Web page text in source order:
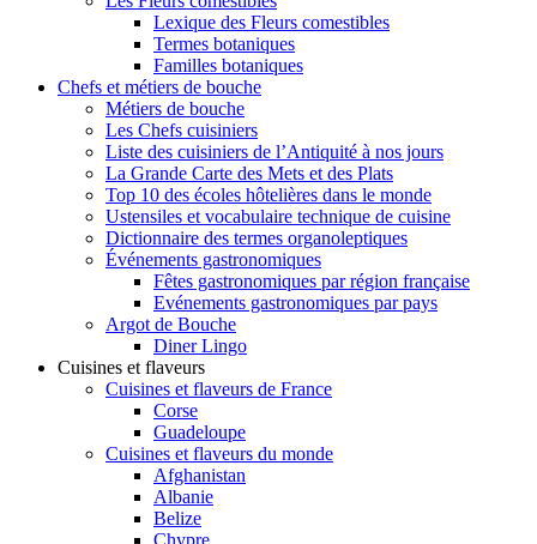
Lexique des Fleurs comestibles
Termes botaniques
Familles botaniques
Chefs et métiers de bouche
Métiers de bouche
Les Chefs cuisiniers
Liste des cuisiniers de l’Antiquité à nos jours
La Grande Carte des Mets et des Plats
Top 10 des écoles hôtelières dans le monde
Ustensiles et vocabulaire technique de cuisine
Dictionnaire des termes organoleptiques
Événements gastronomiques
Fêtes gastronomiques par région française
Evénements gastronomiques par pays
Argot de Bouche
Diner Lingo
Cuisines et flaveurs
Cuisines et flaveurs de France
Corse
Guadeloupe
Cuisines et flaveurs du monde
Afghanistan
Albanie
Belize